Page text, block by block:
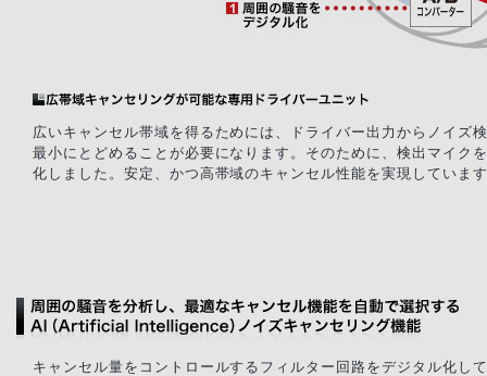
広いキャンセル帯域を得るためには、ドライバー出力からノイズ
最小にとどめることが必要になります。そのために、検出マイク
化しました。安定、かつ高帯域のキャンセル性能を実現していま
キャンセル量をコントロールするフィルター回路をデジタル化し